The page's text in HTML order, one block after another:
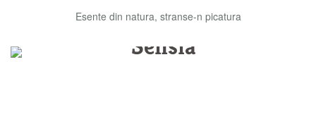
Esente din natura, stranse-n picatura
Sensia